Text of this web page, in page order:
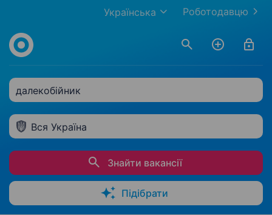
Роботодавцю
Українська
далекобійник
Вся Україна
Знайти вакансії
Підібрати